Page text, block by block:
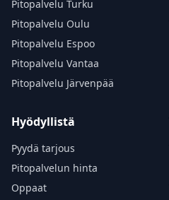
Pitopalvelu Turku
Pitopalvelu Oulu
Pitopalvelu Espoo
Pitopalvelu Vantaa
Pitopalvelu Järvenpää
Hyödyllistä
Pyydä tarjous
Pitopalvelun hinta
Oppaat